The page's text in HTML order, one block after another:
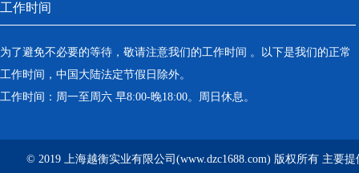
工作时间
为了避免不必要的等待，敬请注意我们的工作时间 。以下是我们的正常
工作时间，中国大陆法定节假日除外。
工作时间：周一至周六 早8:00-晚18:00。周日休息。
© 2019 上海越衡实业有限公司(www.dzc1688.com) 版权所有 主要提